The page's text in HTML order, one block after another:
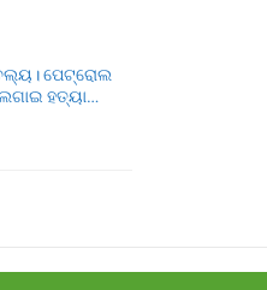
ପେଟ୍ରୋଲ
ହତ୍ୟା…